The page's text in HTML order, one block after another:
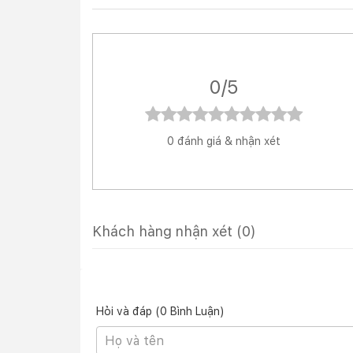
nhiên, chất liệu này có nhược điểm là dễ bám
0/5
0 đánh giá & nhận xét
Khách hàng nhận xét (0)
Hỏi và đáp (0 Bình Luận)